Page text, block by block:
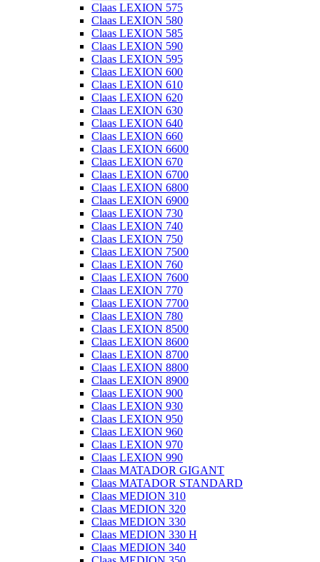
Claas LEXION 575
Claas LEXION 580
Claas LEXION 585
Claas LEXION 590
Claas LEXION 595
Claas LEXION 600
Claas LEXION 610
Claas LEXION 620
Claas LEXION 630
Claas LEXION 640
Claas LEXION 660
Claas LEXION 6600
Claas LEXION 670
Claas LEXION 6700
Claas LEXION 6800
Claas LEXION 6900
Claas LEXION 730
Claas LEXION 740
Claas LEXION 750
Claas LEXION 7500
Claas LEXION 760
Claas LEXION 7600
Claas LEXION 770
Claas LEXION 7700
Claas LEXION 780
Claas LEXION 8500
Claas LEXION 8600
Claas LEXION 8700
Claas LEXION 8800
Claas LEXION 8900
Claas LEXION 900
Claas LEXION 930
Claas LEXION 950
Claas LEXION 960
Claas LEXION 970
Claas LEXION 990
Claas MATADOR GIGANT
Claas MATADOR STANDARD
Claas MEDION 310
Claas MEDION 320
Claas MEDION 330
Claas MEDION 330 H
Claas MEDION 340